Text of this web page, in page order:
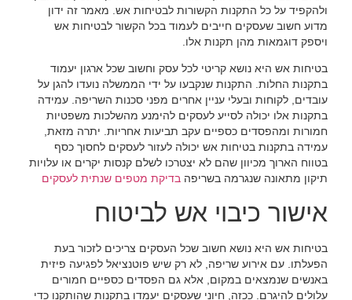
ולהקפיד על כל התקנות הקשורות לבטיחות אש. מאמר זה ידון
מדוע חשוב שעסקים חייבים לעמוד בכל הקשור לבטיחות אש
ויספק דוגמאות מהן תקנות אלו.
בטיחות אש היא נושא קריטי לכל עסק וחשוב שכל ארגון יעמוד
בתקנות החלות. התקנות שנקבעו על ידי הממשלה נועדו להגן על
עובדים, לקוחות ובעלי עניין אחרים מפני סכנות השריפה. עמידה
בתקנות אלו יכולה לסייע לעסקים להימנע מהשלכות משפטיות
חמורות ומהפסדים כספיים עקב תביעות אחריות. יתרה מזאת,
עמידה בתקנות בטיחות אש יכולה לעזור לעסקים לחסוך כסף
בטווח הארוך מכיוון שהם לא יצטרכו לשלם קנסות יקרים או עלויות
תיקון מתאונה שנגרמה בשריפהבדיקת מטפים שנתית לעסקים
אישור כיבוי אש לביטוח
בטיחות אש היא נושא חשוב שכל העסקים צריכים לזכור בעת
הפעלתו. עם אירוע שריפה, לא רק שיש פוטנציאל לפגיעה פיזית
באנשים שנמצאים במקום, אלא גם הפסדים כספיים חמורים
עלולים להיגרם. ככזה, חיוני שעסקים יעמדו בתקנות שהותקנו כדי